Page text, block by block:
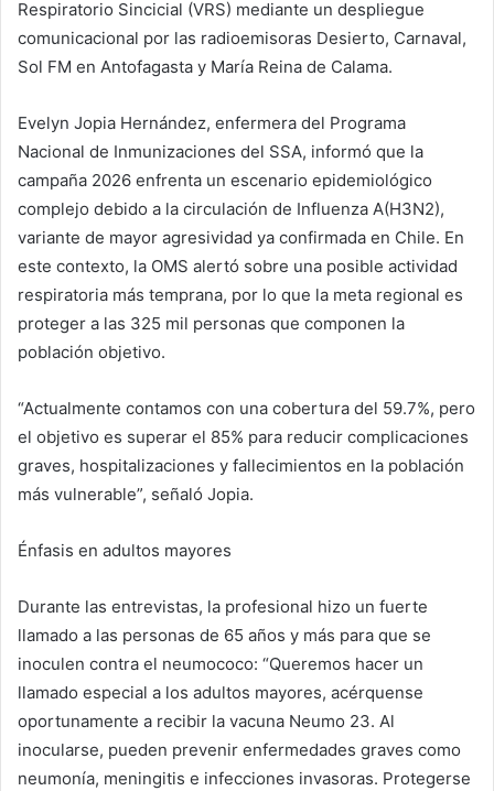
Respiratorio Sincicial (VRS) mediante un despliegue
comunicacional por las radioemisoras Desierto, Carnaval,
Sol FM en Antofagasta y María Reina de Calama.
Evelyn Jopia Hernández, enfermera del Programa
Nacional de Inmunizaciones del SSA, informó que la
campaña 2026 enfrenta un escenario epidemiológico
complejo debido a la circulación de Influenza A(H3N2),
variante de mayor agresividad ya confirmada en Chile. En
este contexto, la OMS alertó sobre una posible actividad
respiratoria más temprana, por lo que la meta regional es
proteger a las 325 mil personas que componen la
población objetivo.
“Actualmente contamos con una cobertura del 59.7%, pero
el objetivo es superar el 85% para reducir complicaciones
graves, hospitalizaciones y fallecimientos en la población
más vulnerable”, señaló Jopia.
Énfasis en adultos mayores
Durante las entrevistas, la profesional hizo un fuerte
llamado a las personas de 65 años y más para que se
inoculen contra el neumococo: “Queremos hacer un
llamado especial a los adultos mayores, acérquense
oportunamente a recibir la vacuna Neumo 23. Al
inocularse, pueden prevenir enfermedades graves como
neumonía, meningitis e infecciones invasoras. Protegerse